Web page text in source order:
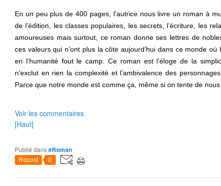
En un peu plus de 400 pages, l’autrice nous livre un roman à
de l’édition, les classes populaires, les secrets, l’écriture, les
amoureuses mais surtout, ce roman donne ses lettres de
ces valeurs qui n’ont plus la côte aujourd’hui dans ce monde où
en l’humanité fout le camp. Ce roman est l’éloge de la
n’exclut en rien la complexité et l’ambivalence des
Parce que notre monde est comme ça, même si on tente de
Voir les commentaires
[Haut]
Publié dans#Roman
Repost 0